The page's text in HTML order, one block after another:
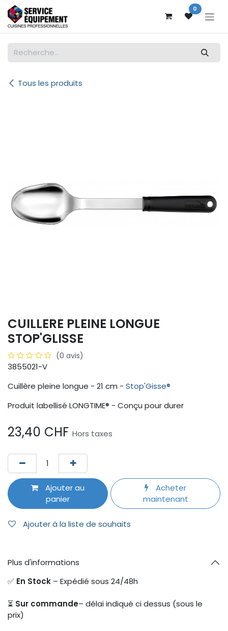
Se rendre au contenu 0
Tous les produits
CUILLERE PLEINE LONGUE
STOP'GLISSE
(0 avis)
3855021-V
Cuillère pleine longue - 21 cm - Stop'Gisse®
Produit labellisé LONGTIME® - Conçu pour durer
23,40 CHF Hors taxes
Ajouter au
panier
Acheter
maintenant
Ajouter à la liste de souhaits
Plus d'informations
✅ En Stock – Expédié sous 24/48h
⏳ Sur commande– délai indiqué ci dessus (sous le
prix)